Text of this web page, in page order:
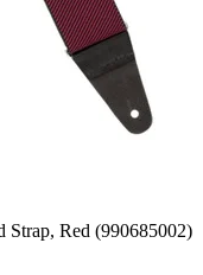
Strap, Red (990685002)